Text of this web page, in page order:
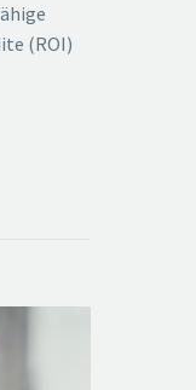
(ROI)